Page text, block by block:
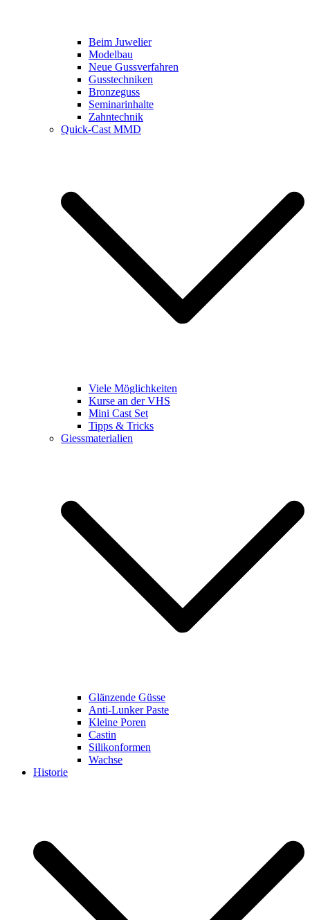
Beim Juwelier
Modelbau
Neue Gussverfahren
Gusstechniken
Bronzeguss
Seminarinhalte
Zahntechnik
Quick-Cast MMD
Viele Möglichkeiten
Kurse an der VHS
Mini Cast Set
Tipps & Tricks
Giessmaterialien
Glänzende Güsse
Anti-Lunker Paste
Kleine Poren
Castin
Silikonformen
Wachse
Historie